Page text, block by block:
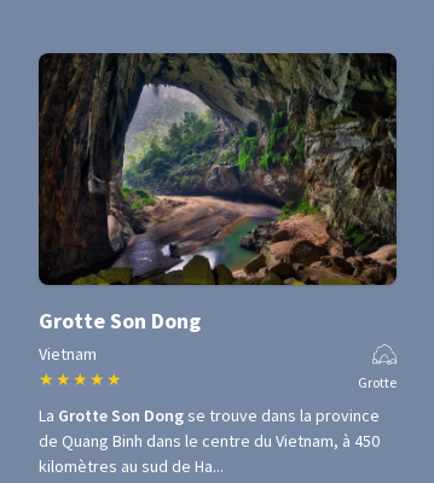
Grotte Son Dong
Vietnam
★ ★ ★ ★ ★ Grotte
La Grotte Son Dongse trouve dans la province
de Quang Binh dans le centre du Vietnam, à 450
kilomètres au sud de Ha...